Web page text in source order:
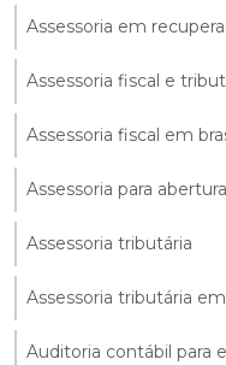
Assessoria em
Assessoria fiscal e
Assessoria fiscal em
Assessoria para
Assessoria tributária
Assessoria tributária em
Auditoria contábil para